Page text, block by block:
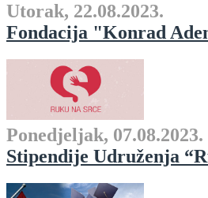
Utorak, 22.08.2023.
Fondacija "Konrad
Ponedjeljak, 07.08.2023.
Stipendije Udruženja